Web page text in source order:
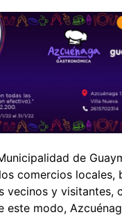
de
comercios locales,
vecinos y visitantes,
este modo,